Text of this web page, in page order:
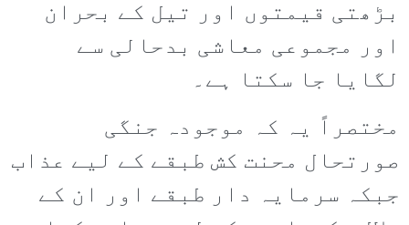
بڑھتی قیمتوں اور تیل کے بحران
اور مجموعی معاشی بدحالی سے
لگایا جا سکتا ہے۔
مختصراً یہ کہ موجودہ جنگی
صورتحال محنت کش طبقے کے لیے عذاب
جبکہ سرمایہ دار طبقے اور ان کے